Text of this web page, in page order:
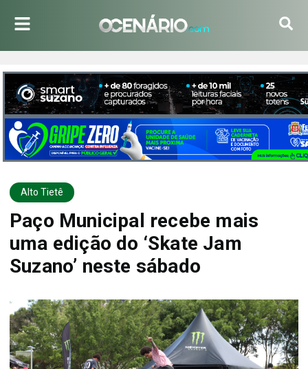
Alto Tietê
Paço Municipal recebe mais
uma edição do ‘Skate Jam
Suzano’ neste sábado